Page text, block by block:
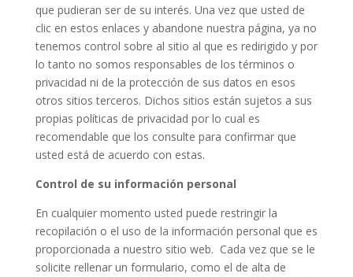
que pudieran ser de su interés. Una vez que usted de
clic en estos enlaces y abandone nuestra página, ya no
tenemos control sobre al sitio al que es redirigido y por
lo tanto no somos responsables de los términos o
privacidad ni de la protección de sus datos en esos
otros sitios terceros. Dichos sitios están sujetos a sus
propias políticas de privacidad por lo cual es
recomendable que los consulte para confirmar que
usted está de acuerdo con estas.
Control de su información personal
En cualquier momento usted puede restringir la
recopilación o el uso de la información personal que es
proporcionada a nuestro sitio web. Cada vez que se le
solicite rellenar un formulario, como el de alta de